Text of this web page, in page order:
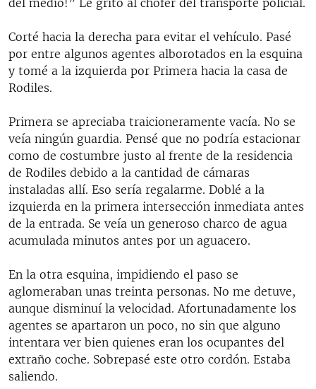
Corté hacia la derecha para evitar el vehículo. Pasé
por entre algunos agentes alborotados en la esquina
y tomé a la izquierda por Primera hacia la casa de
Rodiles.
Primera se apreciaba traicioneramente vacía. No se
veía ningún guardia. Pensé que no podría estacionar
como de costumbre justo al frente de la residencia
de Rodiles debido a la cantidad de cámaras
instaladas allí. Eso sería regalarme. Doblé a la
izquierda en la primera intersección inmediata antes
de la entrada. Se veía un generoso charco de agua
acumulada minutos antes por un aguacero.
En la otra esquina, impidiendo el paso se
aglomeraban unas treinta personas. No me detuve,
aunque disminuí la velocidad. Afortunadamente los
agentes se apartaron un poco, no sin que alguno
intentara ver bien quienes eran los ocupantes del
extraño coche. Sobrepasé este otro cordón. Estaba
saliendo.